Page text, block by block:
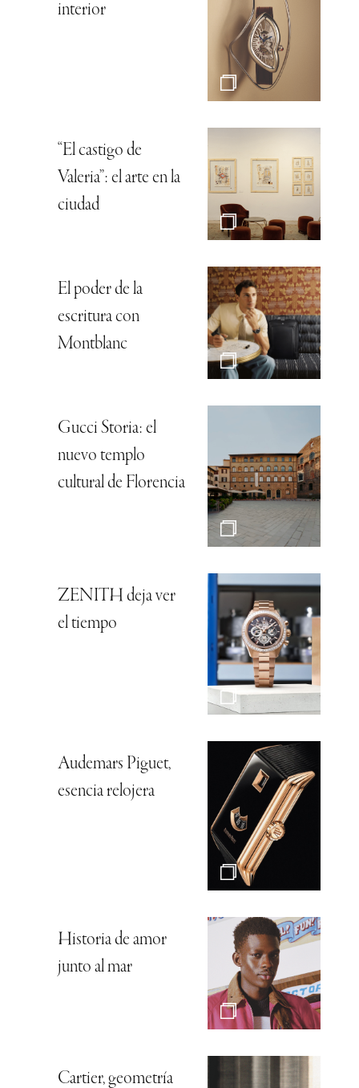
interior
“El castigo de
Valeria”: el arte en la
ciudad
El poder de la
escritura con
Montblanc
Gucci Storia: el
nuevo templo
cultural de Florencia
ZENITH deja ver
el tiempo
Audemars Piguet,
esencia relojera
Historia de amor
junto al mar
Cartier, geometría